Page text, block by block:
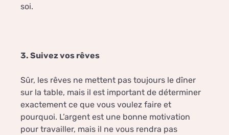
soi.
3. Suivez vos rêves
Sûr, les rêves ne mettent pas toujours le dîner
sur la table, mais il est important de déterminer
exactement ce que vous voulez faire et
pourquoi. L’argent est une bonne motivation
pour travailler, mais il ne vous rendra pas